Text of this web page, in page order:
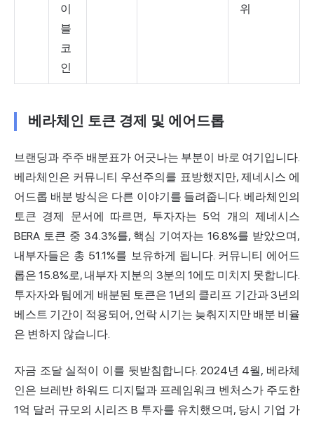
이
블
코
인
위
베라체인 토큰 경제 및 에어드롭
브랜딩과 주주 배분표가 어긋나는 부분이 바로 여기입니다.
베라체인은 커뮤니티 우선주의를 표방했지만, 제네시스 에
어드롭 배분 방식은 다른 이야기를 들려줍니다. 베라체인의
토큰 경제 문서에 따르면, 투자자는 5억 개의 제네시스
BERA 토큰 중 34.3%를, 핵심 기여자는 16.8%를 받았으며,
내부자들은 총 51.1%를 보유하게 됩니다. 커뮤니티 에어드
롭은 15.8%로, 내부자 지분의 3분의 1에도 미치지 못합니다.
투자자와 팀에게 배분된 토큰은 1년의 클리프 기간과 3년의
베스트 기간이 적용되어, 언락 시기는 늦춰지지만 배분 비율
은 변하지 않습니다.
자금 조달 실적이 이를 뒷받침합니다. 2024년 4월, 베라체
인은 브레반 하워드 디지털과 프레임워크 벤처스가 주도한
1억 달러 규모의 시리즈 B 투자를 유치했으며, 당시 기업 가